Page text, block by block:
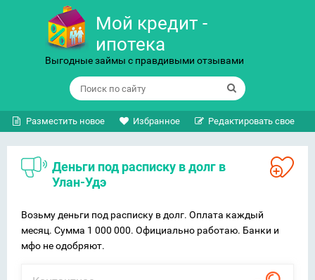
Мой кредит -
ипотека
Выгодные займы с правдивыми отзывами
Разместить новое Избранное Редактировать свое
Деньги под расписку в долг в
Улан-Удэ
Возьму деньги под расписку в долг. Оплата каждый
месяц. Сумма 1 000 000. Официально работаю. Банки и
мфо не одобряют.